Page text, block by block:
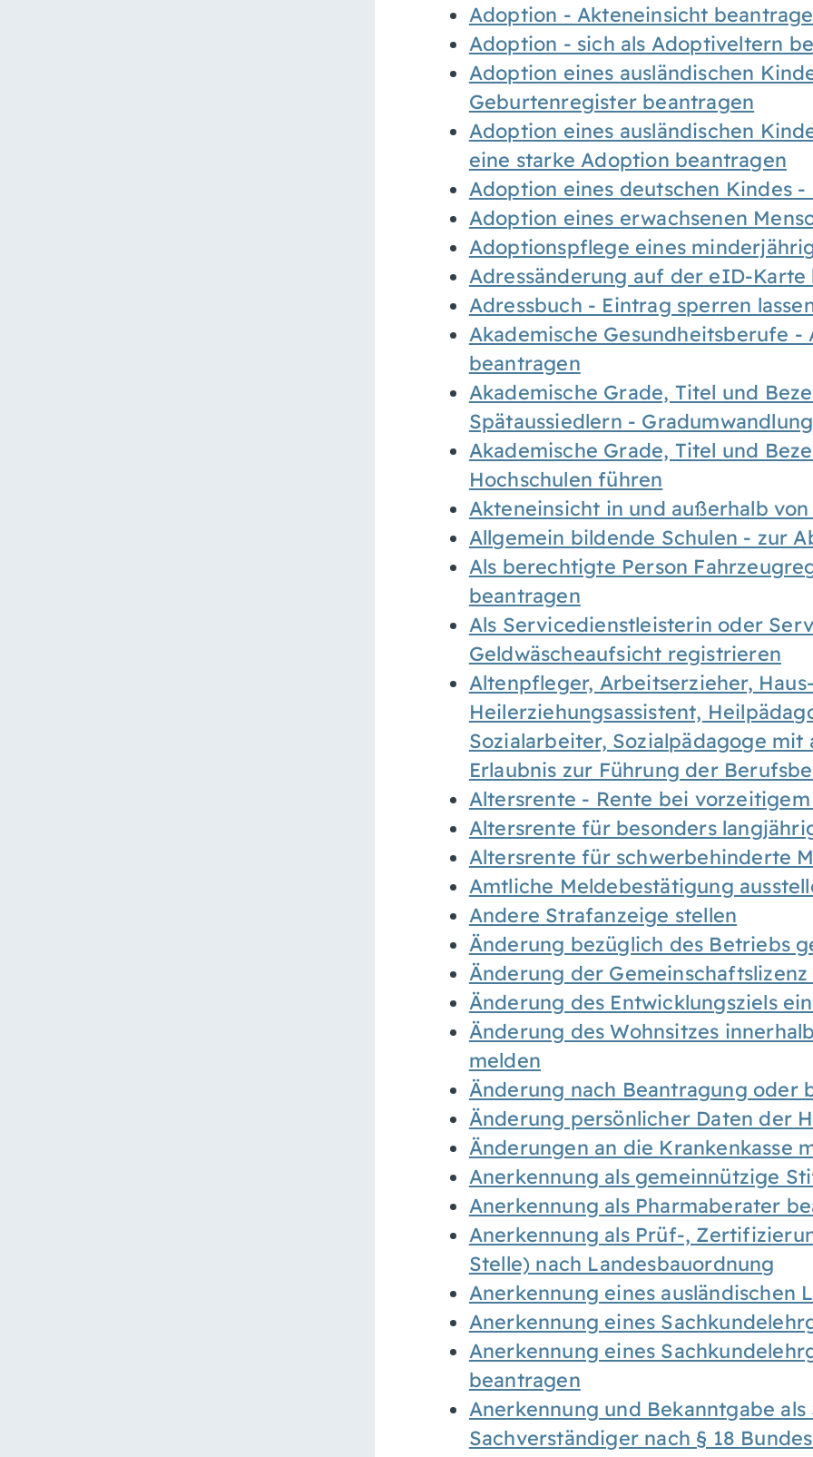
Adoption - Akteneinsicht
Adoption - sich als Adoptiveltern
Adoption eines ausländischen
Geburtenregister beantragen
Adoption eines ausländischen
eine starke Adoption beantragen
Adoption eines deutschen Kindes
Adoption eines erwachsenen
Adoptionspflege eines
Adressänderung auf der eID-Karte
Adressbuch - Eintrag sperren
Akademische Gesundheitsberufe
beantragen
Akademische Grade, Titel und
Spätaussiedlern -
Akademische Grade, Titel und
Hochschulen führen
Akteneinsicht in und außerhalb
Allgemein bildende Schulen - zur
Als berechtigte Person
beantragen
Als Servicedienstleisterin oder
Geldwäscheaufsicht registrieren
Altenpfleger, Arbeitserzieher,
Heilerziehungsassistent,
Sozialarbeiter, Sozialpädagoge
Erlaubnis zur Führung der
Altersrente - Rente bei
Altersrente für besonders
Altersrente für schwerbehinderte
Amtliche Meldebestätigung
Andere Strafanzeige stellen
Änderung bezüglich des Betriebs
Änderung der
Änderung des Entwicklungsziels
Änderung des Wohnsitzes
melden
Änderung nach Beantragung oder
Änderung persönlicher Daten der
Änderungen an die Krankenkasse
Anerkennung als gemeinnützige
Anerkennung als Pharmaberater
Anerkennung als Prüf-,
Stelle) nach Landesbauordnung
Anerkennung eines ausländischen
Anerkennung eines
Anerkennung eines
beantragen
Anerkennung und Bekanntgabe
Sachverständiger nach § 18